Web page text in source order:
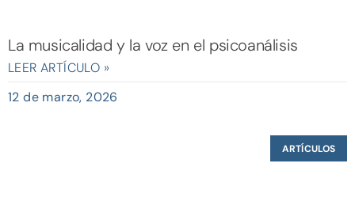
La musicalidad y la voz en el psicoanálisis
LEER ARTÍCULO »
12 de marzo, 2026
ARTÍCULOS